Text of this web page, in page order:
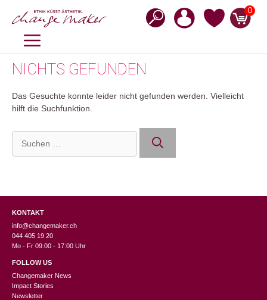
Inhalt
0
MENÜ
NICHTS GEFUNDEN
Das Gesuchte konnte leider nicht gefunden werden. Vielleicht
hilft die Suchfunktion.
Suchen
nach:
KONTAKT
info@changemaker.ch
044 405 19 20
Mo - Fr 09:00 - 17:00 Uhr
FOLLOW US
Changemaker News
Impact Stories
Newsletter